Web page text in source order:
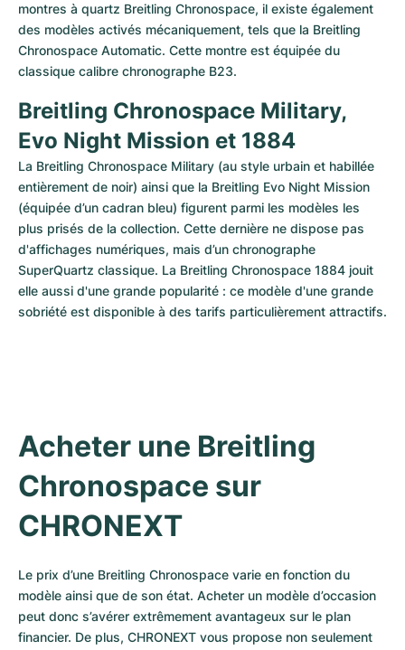
montres à quartz Breitling Chronospace, il existe également
des modèles activés mécaniquement, tels que la Breitling
Chronospace Automatic. Cette montre est équipée du
classique calibre chronographe B23.
Breitling Chronospace Military,
Evo Night Mission et 1884
La Breitling Chronospace Military (au style urbain et habillée
entièrement de noir) ainsi que la Breitling Evo Night Mission
(équipée d’un cadran bleu) figurent parmi les modèles les
plus prisés de la collection. Cette dernière ne dispose pas
d'affichages numériques, mais d’un chronographe
SuperQuartz classique. La Breitling Chronospace 1884 jouit
elle aussi d'une grande popularité : ce modèle d'une grande
sobriété est disponible à des tarifs particulièrement attractifs.
Acheter une Breitling
Chronospace sur
CHRONEXT
Le prix d’une Breitling Chronospace varie en fonction du
modèle ainsi que de son état. Acheter un modèle d’occasion
peut donc s’avérer extrêmement avantageux sur le plan
financier. De plus, CHRONEXT vous propose non seulement